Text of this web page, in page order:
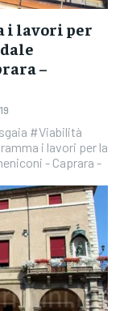
i lavori per
–
#Viabilità
i lavori per la
- Caprara -